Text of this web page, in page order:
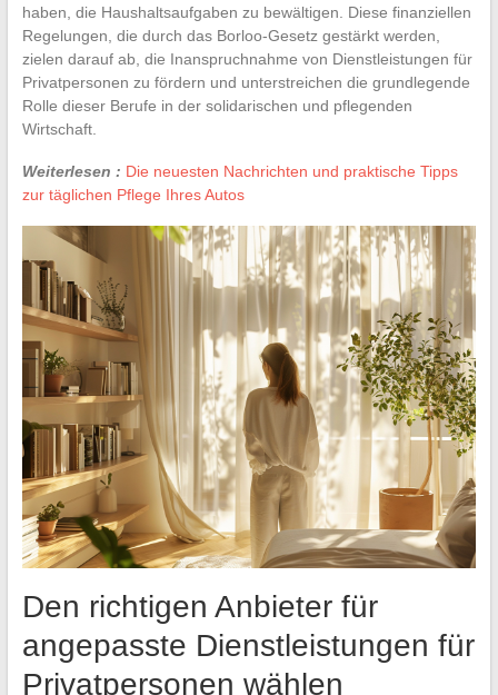
haben, die Haushaltsaufgaben zu bewältigen. Diese finanziellen
Regelungen, die durch das Borloo-Gesetz gestärkt werden,
zielen darauf ab, die Inanspruchnahme von Dienstleistungen für
Privatpersonen zu fördern und unterstreichen die grundlegende
Rolle dieser Berufe in der solidarischen und pflegenden
Wirtschaft.
Weiterlesen : Die neuesten Nachrichten und praktische Tipps
zur täglichen Pflege Ihres Autos
Den richtigen Anbieter für
angepasste Dienstleistungen für
Privatpersonen wählen